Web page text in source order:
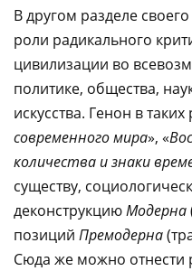
В другом разделе
роли радикального
цивилизации во
политике, общества,
искусства. Генон в таких
современного мира», «
количества и знаки
существу,
деконструкциюМодерна
позиций Премодерна
Сюда же можно